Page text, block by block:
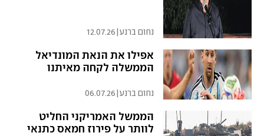
נחום ברנע|
12.07.26
אפילו את הנאת המונדיאל
הממשלה לקחה מאיתנו
נחום ברנע|
06.07.26
הממשל האמריקני החליט
לוותר על פירוז חמאס כתנאי